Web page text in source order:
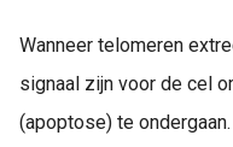
Wanneer telomeren
signaal zijn voor de cel
(apoptose) te